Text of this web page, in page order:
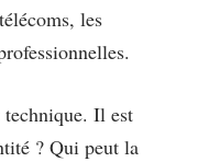
les
technique. Il est
? Qui peut la